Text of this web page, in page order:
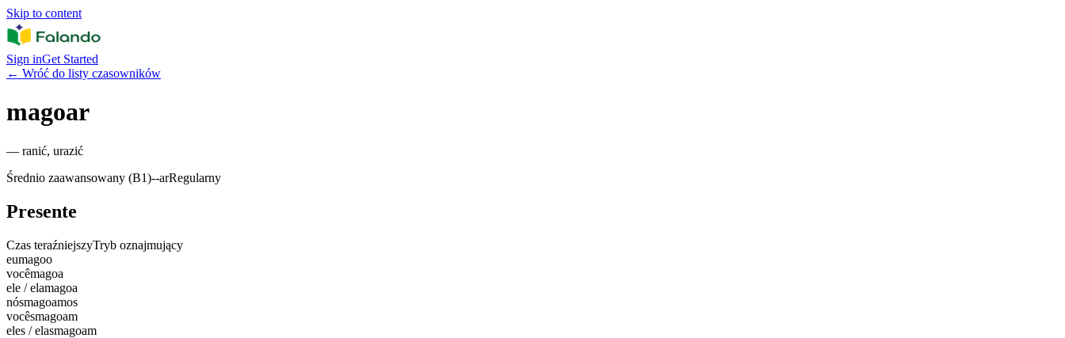
Skip to content
Sign inGet Started
← Wróć do listy czasowników
magoar
— ranić, urazić
Średnio zaawansowany (B1)--arRegularny
Presente
Czas teraźniejszyTryb oznajmujący
eumagoo
vocêmagoa
ele / elamagoa
nósmagoamos
vocêsmagoam
eles / elasmagoam